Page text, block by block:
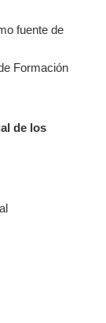
fuente de
Formación
de los